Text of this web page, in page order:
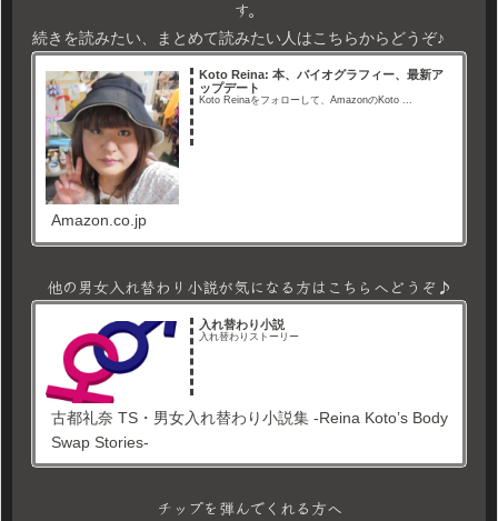
す。
続きを読みたい、まとめて読みたい人はこちらからどうぞ♪
Koto Reina: 本、バイオグラフィー、最新ア
ップデート
Koto Reinaをフォローして、AmazonのKoto ...
Amazon.co.jp
他の男女入れ替わり小説が気になる方はこちらへどうぞ♪
入れ替わり小説
入れ替わりストーリー
古都礼奈 TS・男女入れ替わり小説集 -Reina Koto’s Body
Swap Stories-
チップを弾んでくれる方へ